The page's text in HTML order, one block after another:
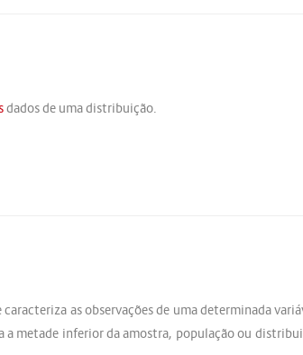
dados de uma distribuição.
as observações de uma determinada
a metade inferior da amostra, população ou